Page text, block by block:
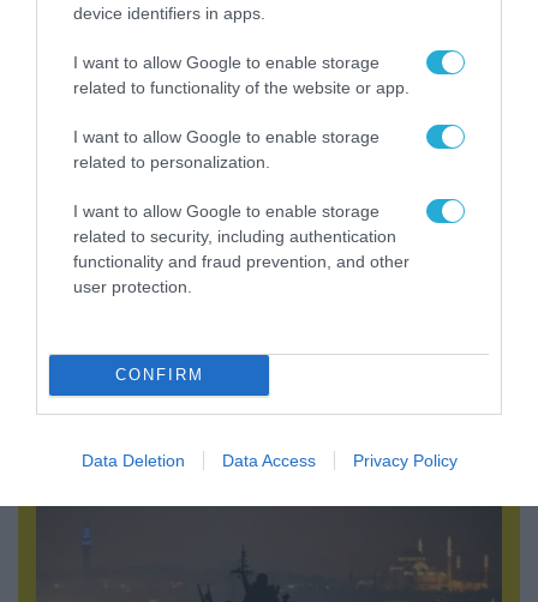
device identifiers in apps.
I want to allow Google to enable storage
related to functionality of the website or app.
I want to allow Google to enable storage
related to personalization.
I want to allow Google to enable storage
related to security, including authentication
functionality and fraud prevention, and other
user protection.
CONFIRM
Data Deletion Data Access Privacy Policy
08.08.2026 | 13:02
από τον χάρτη» σημείο διέλευσης των
ουκρανικών δυνάμεων στην Ζαπορίζια